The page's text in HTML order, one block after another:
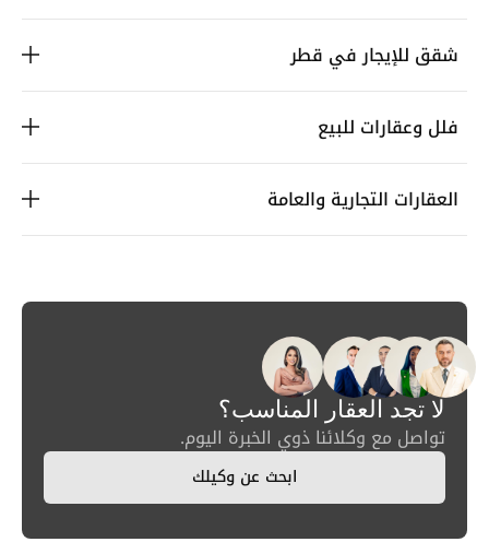
شقق للإيجار في قطر
فلل وعقارات للبيع
العقارات التجارية والعامة
لا تجد العقار المناسب؟
تواصل مع وكلائنا ذوي الخبرة اليوم.
ابحث عن وكيلك